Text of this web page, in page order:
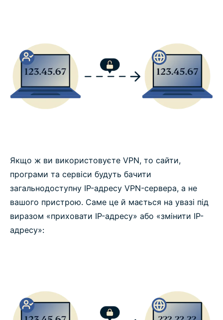
Якщо ж ви використовуєте VPN, то сайти,
програми та сервіси будуть бачити
загальнодоступну IP-адресу VPN-сервера, а не
вашого пристрою. Саме це й мається на увазі під
виразом «приховати IP-адресу» або «змінити IP-
адресу»: